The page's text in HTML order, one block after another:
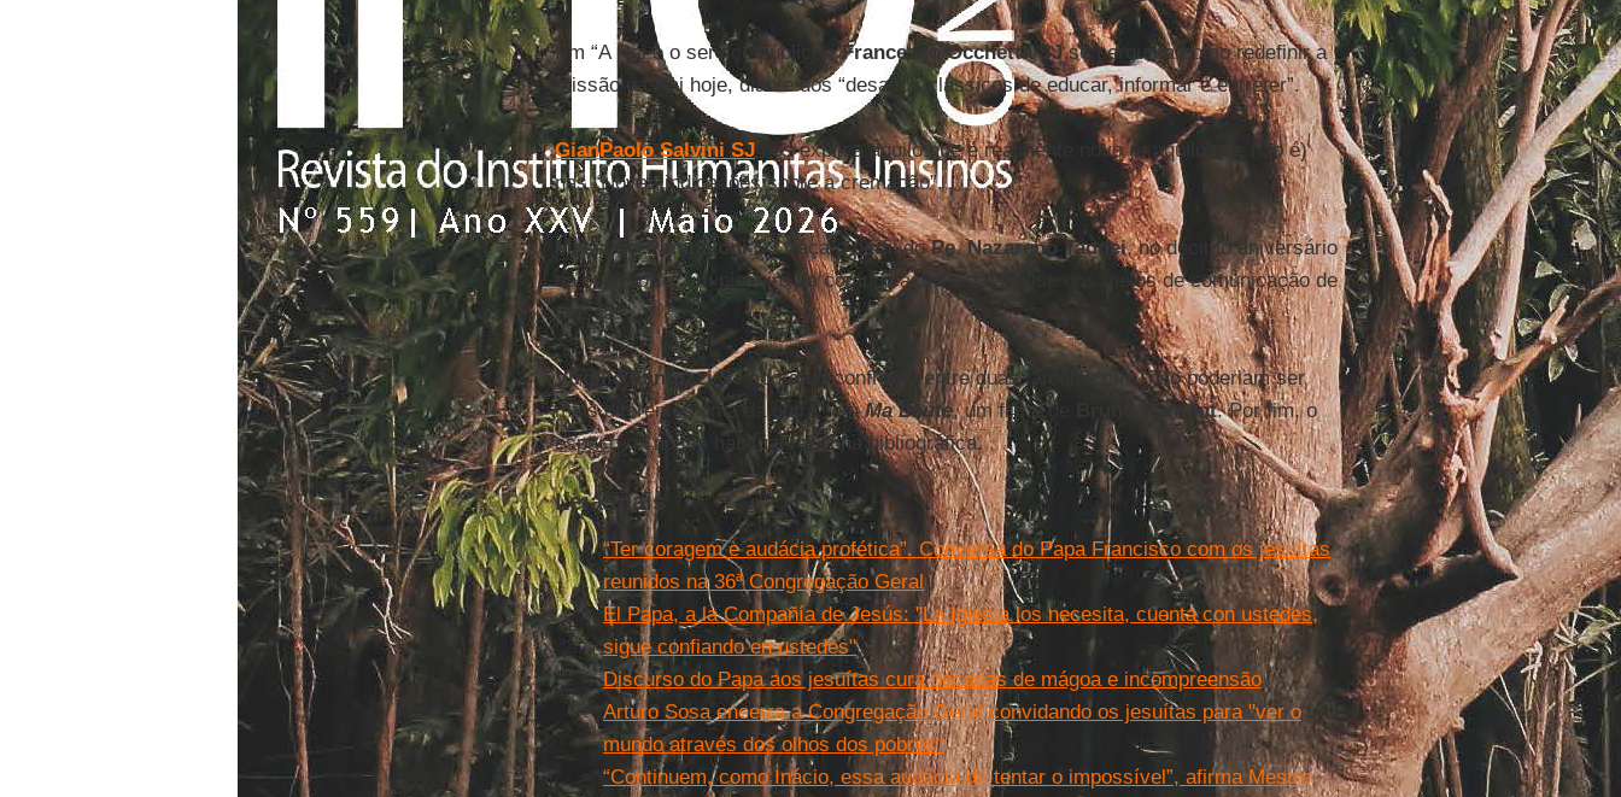
Em “A Rai e o serviço público”,Francesco Occhetta SJse pergunta como redefinir a
missão da Rai hoje, diante dos “desafios clássicos de educar, informar e entreter”.
GianPaolo Salvini SJnos explica aquilo que é realmente novo (e aquilo que não é)
nas “Novas indicações sobre a cremação”.
Massimo Pampaloni SJtraça o perfil doPe. Nazareno Taddei, no décimo aniversário
da sua morte: um pioneiro da comunicação e da análise dos meios de comunicação de
massa.
Virgilio Fantuzzi SJaborda o confronto entre duas famílias que “não poderiam ser
mais diferentes uma da outra” emMa Loute, um filme de Bruno Dumont. Por fim, o
espaço da nossa habitual resenha bibliográfica.
Leia mais
“Ter coragem e audácia profética”. Conversa do Papa Francisco com os jesuítas
reunidos na 36ª Congregação Geral
El Papa, a la Compañía de Jesús: "La Iglesia los necesita, cuenta con ustedes,
sigue confiando en ustedes"
Discurso do Papa aos jesuítas cura décadas de mágoa e incompreensão
Arturo Sosa encerra a Congregação Geral convidando os jesuítas para "ver o
mundo através dos olhos dos pobres"
“Continuem, como Inácio, essa audácia de tentar o impossível”, afirma Mestre